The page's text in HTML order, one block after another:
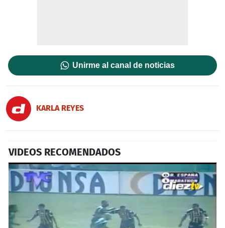
Unirme al canal de noticias
KARLA REYES
VIDEOS RECOMENDADOS